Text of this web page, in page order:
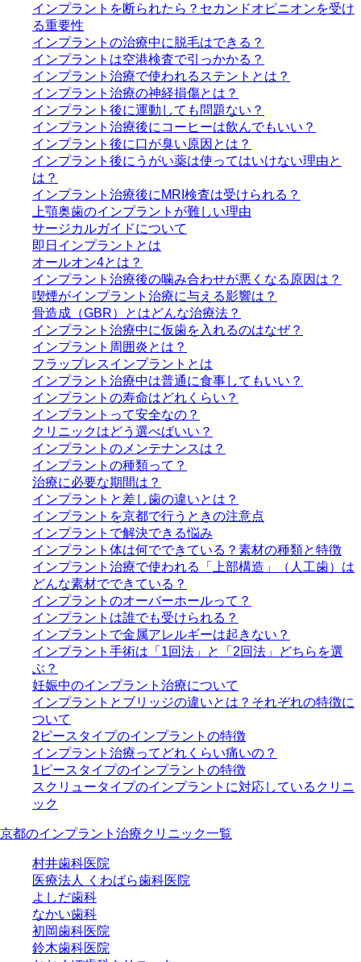
インプラントを断られたら？セカンドオピニオンを受け
る重要性
インプラントの治療中に脱毛はできる？
インプラントは空港検査で引っかかる？
インプラント治療で使われるステントとは？
インプラント治療の神経損傷とは？
インプラント後に運動しても問題ない？
インプラント治療後にコーヒーは飲んでもいい？
インプラント後に口が臭い原因とは？
インプラント後にうがい薬は使ってはいけない理由と
は？
インプラント治療後にMRI検査は受けられる？
上顎奥歯のインプラントが難しい理由
サージカルガイドについて
即日インプラントとは
オールオン4とは？
インプラント治療後の噛み合わせが悪くなる原因は？
喫煙がインプラント治療に与える影響は？
骨造成（GBR）とはどんな治療法？
インプラント治療中に仮歯を入れるのはなぜ？
インプラント周囲炎とは？
フラップレスインプラントとは
インプラント治療中は普通に食事してもいい？
インプラントの寿命はどれくらい？
インプラントって安全なの？
クリニックはどう選べばいい？
インプラントのメンテナンスは？
インプラントの種類って？
治療に必要な期間は？
インプラントと差し歯の違いとは？
インプラントを京都で行うときの注意点
インプラントで解決できる悩み
インプラント体は何でできている？素材の種類と特徴
インプラント治療で使われる「上部構造」（人工歯）は
どんな素材でできている？
インプラントのオーバーホールって？
インプラントは誰でも受けられる？
インプラントで金属アレルギーは起きない？
インプラント手術は「1回法」と「2回法」どちらを選
ぶ？
妊娠中のインプラント治療について
インプラントとブリッジの違いとは？それぞれの特徴に
ついて
2ピースタイプのインプラントの特徴
インプラント治療ってどれくらい痛いの？
1ピースタイプのインプラントの特徴
スクリュータイプのインプラントに対応しているクリニ
ック
京都のインプラント治療クリニック一覧
村井歯科医院
医療法人 くわばら歯科医院
よしだ歯科
なかい歯科
初岡歯科医院
鈴木歯科医院